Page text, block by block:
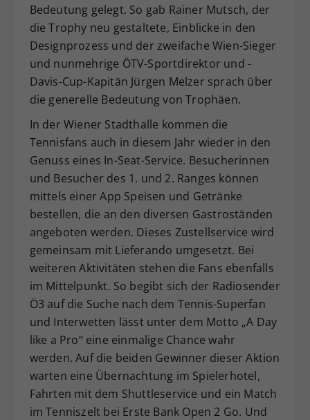
Bedeutung gelegt. So gab Rainer Mutsch, der
die Trophy neu gestaltete, Einblicke in den
Designprozess und der zweifache Wien-Sieger
und nunmehrige ÖTV-Sportdirektor und -
Davis-Cup-Kapitän Jürgen Melzer sprach über
die generelle Bedeutung von Trophäen.
In der Wiener Stadthalle kommen die
Tennisfans auch in diesem Jahr wieder in den
Genuss eines In-Seat-Service. Besucherinnen
und Besucher des 1. und 2. Ranges können
mittels einer App Speisen und Getränke
bestellen, die an den diversen Gastroständen
angeboten werden. Dieses Zustellservice wird
gemeinsam mit Lieferando umgesetzt. Bei
weiteren Aktivitäten stehen die Fans ebenfalls
im Mittelpunkt. So begibt sich der Radiosender
Ö3 auf die Suche nach dem Tennis-Superfan
und Interwetten lässt unter dem Motto „A Day
like a Pro“ eine einmalige Chance wahr
werden. Auf die beiden Gewinner dieser Aktion
warten eine Übernachtung im Spielerhotel,
Fahrten mit dem Shuttleservice und ein Match
im Tenniszelt bei Erste Bank Open 2 Go. Und